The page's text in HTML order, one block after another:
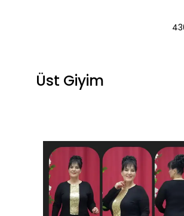
Üst Giyim